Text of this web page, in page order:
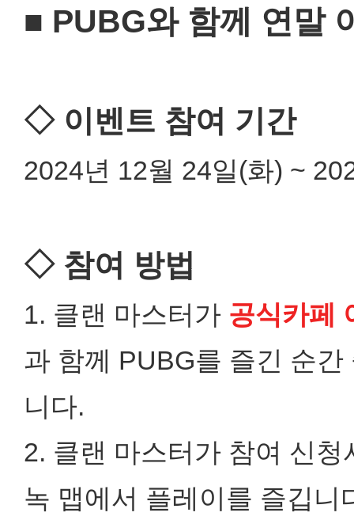
■ PUBG와 함께 연말
◇ 이벤트 참여 기간
2024년 12월 24일(화) ~
◇ 참여 방법
1. 클랜 마스터가 공식카페
과 함께 PUBG를 즐긴 순
니다.
2. 클랜 마스터가 참여 신
녹 맵에서 플레이를 즐깁니